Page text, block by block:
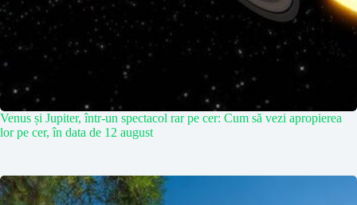
Venus și Jupiter, într-un spectacol rar pe cer: Cum să vezi apropierea
lor pe cer, în data de 12 august